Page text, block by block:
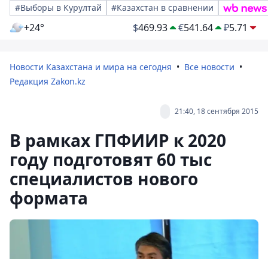
#Выборы в Курултай
#Казахстан в сравнении
+24° $469.93 €541.64 ₽5.71
Новости Казахстана и мира на сегодня
Все новости
Редакция Zakon.kz
21:40, 18 сентября 2015
В рамках ГПФИИР к 2020
году подготовят 60 тыс
специалистов нового
формата